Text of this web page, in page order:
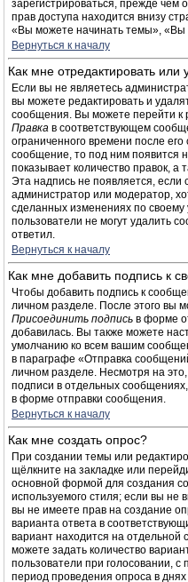
зарегистрироваться, прежде
прав доступа находится внизу
«Вы можете начинать темы», «Вы
Вернуться к началу
Как мне отредактировать
Если вы не являетесь
вы можете редактировать и
сообщения. Вы можете перейти к
Правка в соответствующем
ограниченного времени после
сообщение, то под ним появится
показывает количество правок, а
Эта надпись не появляется,
администратор или модератор,
сделанных изменениях по
пользователи не могут удалить
ответил.
Вернуться к началу
Как мне добавить подпись к
Чтобы добавить подпись к
личном разделе. После этого вы
Присоединить подпись в форме
добавилась. Вы также можете
умолчанию ко всем вашим
в параграфе «Отправка
личном разделе. Несмотря на
подписи в отдельных
в форме отправки сообщения.
Вернуться к началу
Как мне создать опрос?
При создании темы или
щёлкните на закладке или
основной формой для создания
используемого стиля; если вы не
вы не имеете прав на создание
варианта ответа в
вариант находится на отдельной
можете задать количество
пользователи при голосовании,
период проведения опроса в